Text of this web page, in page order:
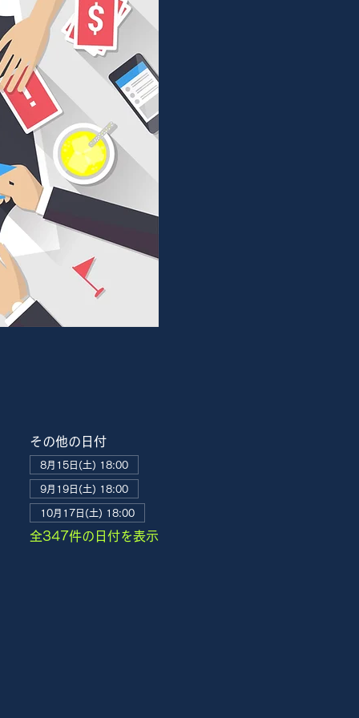
その他の日付
8月15日(土) 18:00
9月19日(土) 18:00
10月17日(土) 18:00
全347件の日付を表示